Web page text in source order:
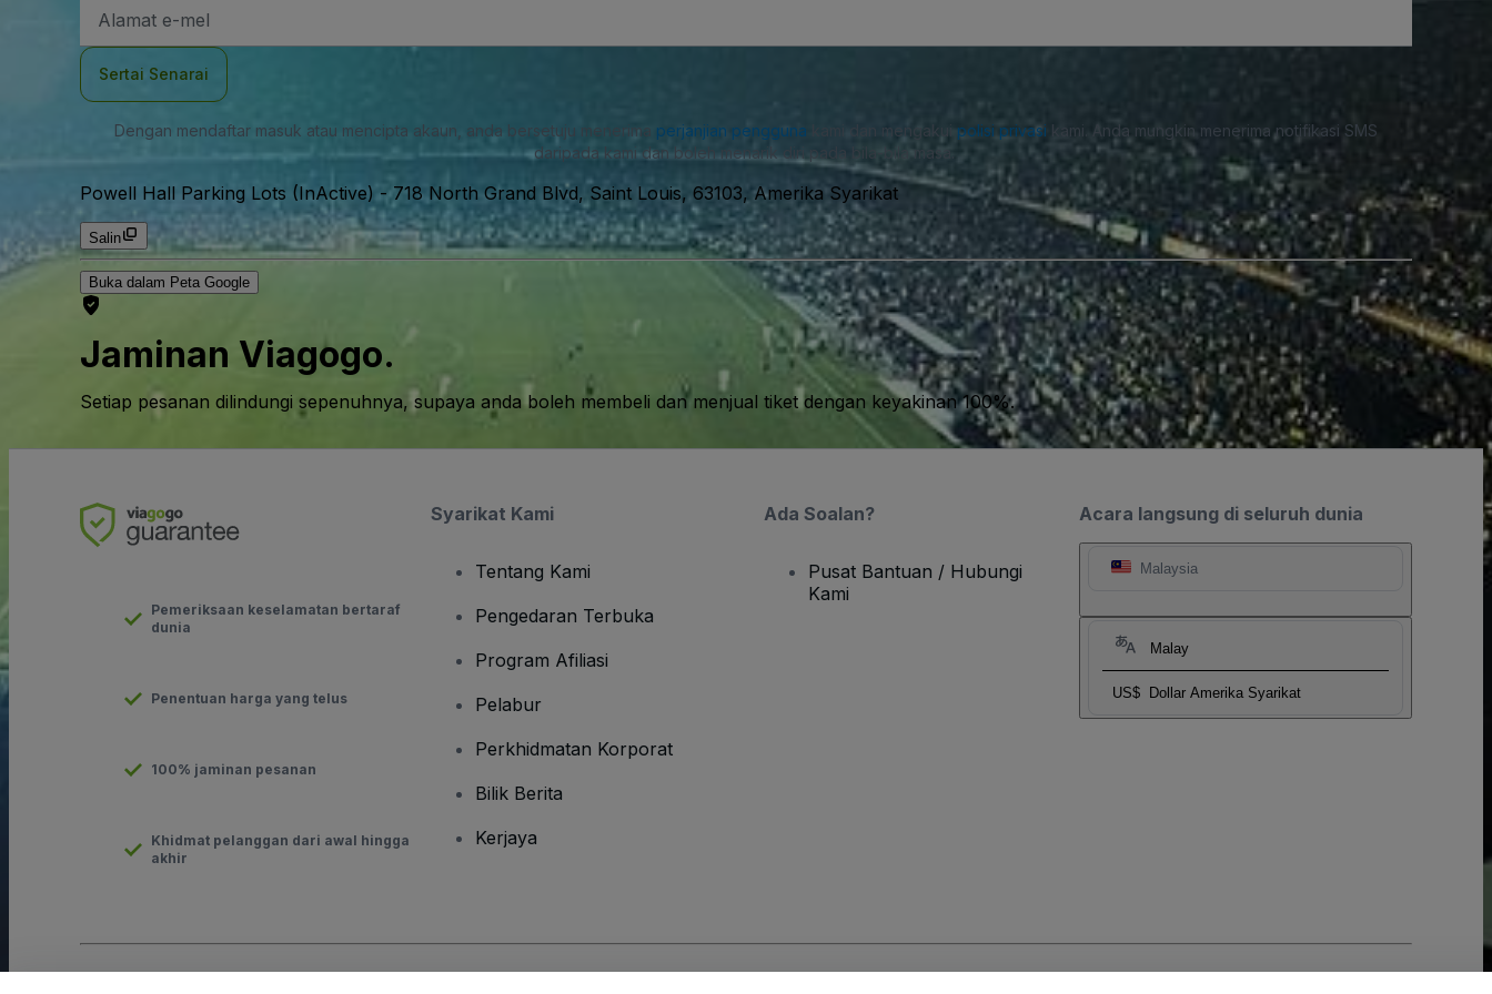
E-
Sertai Senarai
Dengan mendaftar masuk atau mencipta akaun, anda bersetuju menerima perjanjian pengguna kami dan mengakui polisi privasi kami. Anda mungkin menerima notifikasi SMS
daripada kami dan boleh menarik diri pada bila-bila masa.
Powell Hall Parking Lots (InActive) -718 North Grand Blvd, Saint Louis, 63103, Amerika Syarikat
Salin
Buka dalam Peta Google
Jaminan Viagogo.
Setiap pesanan dilindungi sepenuhnya, supaya anda boleh membeli dan menjual tiket dengan keyakinan 100%.
Acara langsung di seluruh dunia
Malaysia
Malay
US$ Dollar Amerika Syarikat
Pemeriksaan keselamatan bertaraf
dunia
Penentuan harga yang telus
100% jaminan pesanan
Khidmat pelanggan dari awal hingga
akhir
Syarikat Kami
Tentang Kami
Pengedaran Terbuka
Program Afiliasi
Pelabur
Perkhidmatan Korporat
Bilik Berita
Kerjaya
Ada Soalan?
Pusat Bantuan / Hubungi
Kami